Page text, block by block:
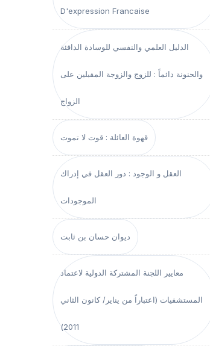
D'expression Francaise
الدليل العلمي والنفسي للوسادة الدافئة
والحنونة دائماً : للزوج والزوجة المقبلين على
الزواج
قهوة العائلة : قوت لا تموت
العقل و الوجود : دور العقل في إدراك
الموجودات
ديوان حسان بن ثابت
معايير اللجنة المشتركة الدولية لاعتماد
المستشفيات (اعتباراً من يناير/ كانون الثاني
2011)